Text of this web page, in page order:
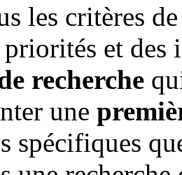
les critères
et des
recherche
une
spécifiques